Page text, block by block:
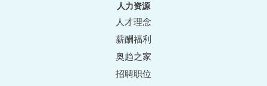
人力资源
人才理念
薪酬福利
奥趋之家
招聘职位